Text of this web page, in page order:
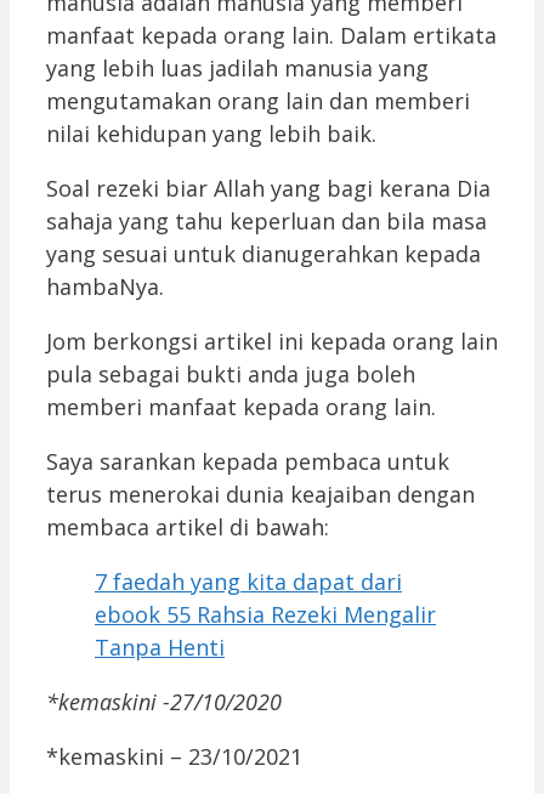
manfaat kepada orang lain. Dalam ertikata
yang lebih luas jadilah manusia yang
mengutamakan orang lain dan memberi
nilai kehidupan yang lebih baik.
Soal rezeki biar Allah yang bagi kerana Dia
sahaja yang tahu keperluan dan bila masa
yang sesuai untuk dianugerahkan kepada
hambaNya.
Jom berkongsi artikel ini kepada orang lain
pula sebagai bukti anda juga boleh
memberi manfaat kepada orang lain.
Saya sarankan kepada pembaca untuk
terus menerokai dunia keajaiban dengan
membaca artikel di bawah:
7 faedah yang kita dapat dari
ebook 55 Rahsia Rezeki Mengalir
Tanpa Henti
*kemaskini -27/10/2020
*kemaskini – 23/10/2021